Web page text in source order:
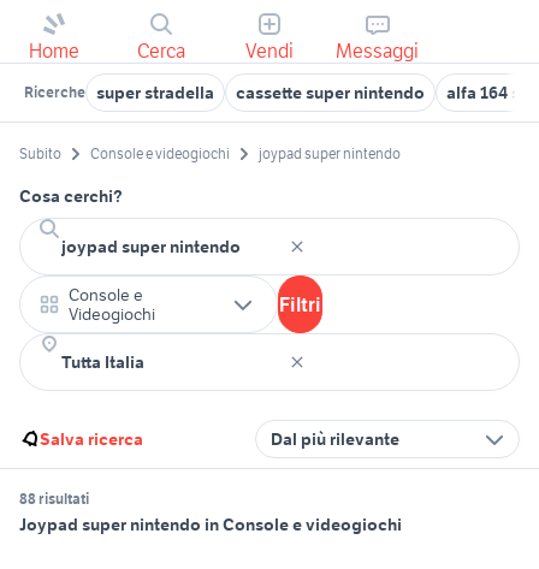
Home Cerca Vendi Messaggi
Ricerche super stradella cassette super nintendo alfa 164
Subito Console e videogiochi joypad super nintendo
Cosa cerchi?
Console e
Videogiochi
Filtri
Salva ricerca Dal più rilevante
88 risultati
Joypad super nintendo in Console e videogiochi